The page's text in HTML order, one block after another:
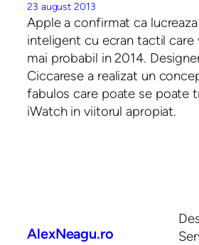
23 august 2013
Apple a confirmat ca
inteligent cu ecran tactil care
mai probabil in 2014.
Ciccarese a realizat un
fabulos care poate se poate
iWatch in viitorul apropiat.
AlexNeagu.ro